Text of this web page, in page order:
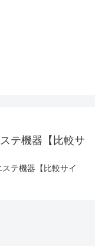
テ機器【比較サ
テ機器【比較サイ